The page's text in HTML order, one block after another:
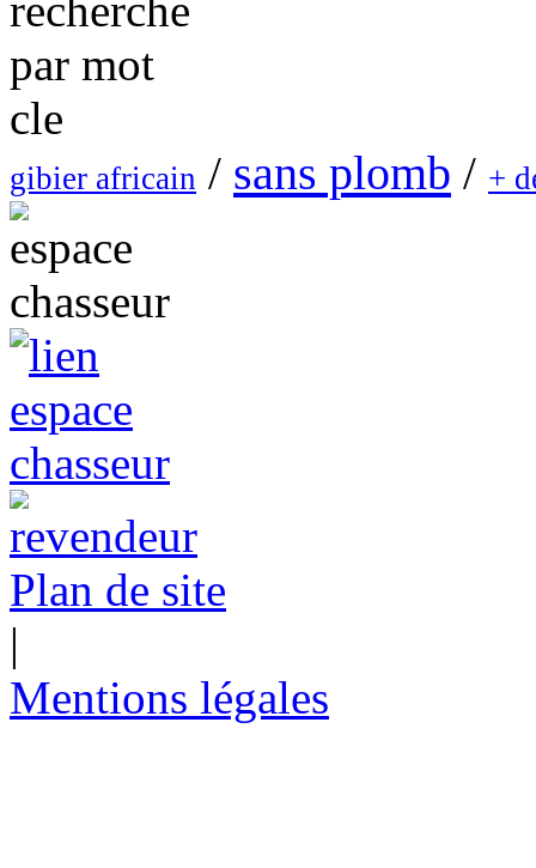
gibier africain / sans plomb / +
Plan de site
|
Mentions légales